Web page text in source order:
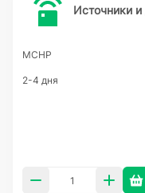
Источники и
MCHP
2-4 дня